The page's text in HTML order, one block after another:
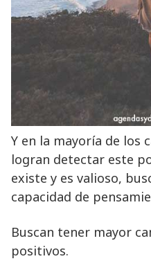
Y en la mayoría de los
logran detectar este
existe y es valioso,
capacidad de
Buscan tener mayor
positivos.